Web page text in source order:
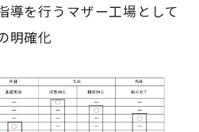
導を行うマザー工場として
明確化